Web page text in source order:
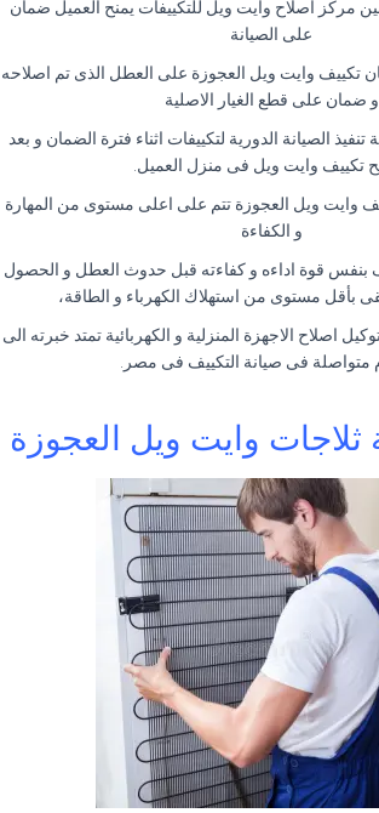
مركز اصلاح وايت ويل للتكييفات يمنح العميل ضمان
على الصيانة
تكييف وايت ويل العجوزة على العطل الذى تم اصلاحه
و ضمان على قطع الغيار الاصلية
تنفيذ الصيانة الدورية لتكييفات اثناء فترة الضمان و بعد
تكييف وايت ويل فى منزل العميل.
وايت ويل العجوزة تتم على اعلى مستوى من المهارة
و الكفاءة
بنفس قوة اداءه و كفاءته قبل حدوث العطل و الحصول
بأقل مستوى من استهلاك الكهرباء و الطاقة،
اصلاح الاجهزة المنزلية و الكهربائية تمتد خبرته الى
ثلاجات وايت ويل العجوزة